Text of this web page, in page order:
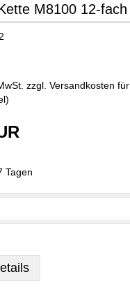
M8100 12-fach
zzgl. Versandkosten für
)
Tagen